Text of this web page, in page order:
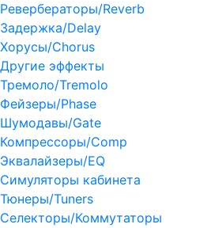
Ревербераторы/Reverb
Задержка/Delay
Хорусы/Chorus
Другие эффекты
Тремоло/Tremolo
Фейзеры/Phase
Шумодавы/Gate
Компрессоры/Comp
Эквалайзеры/EQ
Симуляторы кабинета
Тюнеры/Tuners
Селекторы/Коммутаторы